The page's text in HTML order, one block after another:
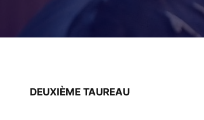
DEUXIÈME TAUREAU